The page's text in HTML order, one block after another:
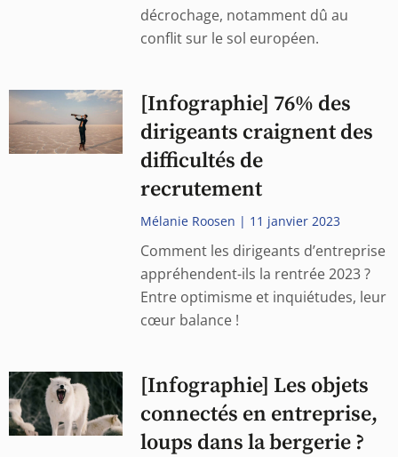
décrochage, notamment dû au
conflit sur le sol européen.
[Infographie] 76% des
dirigeants craignent des
difficultés de
recrutement
Mélanie Roosen 11 janvier 2023
Comment les dirigeants d’entreprise
appréhendent-ils la rentrée 2023 ?
Entre optimisme et inquiétudes, leur
cœur balance !
[Infographie] Les objets
connectés en entreprise,
loups dans la bergerie ?